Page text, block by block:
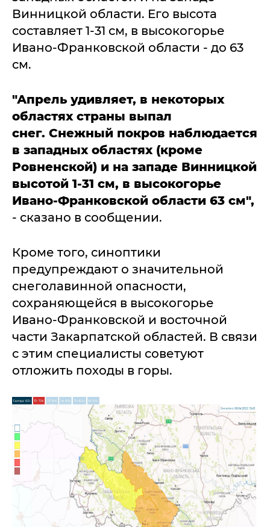
Винницкой области. Его высота
составляет 1-31 см, в высокогорье
Ивано-Франковской области - до 63
см.
"Апрель удивляет, в некоторых
областях страны выпал
снег. Снежный покров наблюдается
в западных областях (кроме
Ровненской) и на западе Винницкой
высотой 1-31 см, в высокогорье
Ивано-Франковской области 63 см",
- сказано в сообщении.
Кроме того, синоптики
предупреждают о значительной
снеголавинной опасности,
сохраняющейся в высокогорье
Ивано-Франковской и восточной
части Закарпатской областей. В связи
с этим специалисты советуют
отложить походы в горы.